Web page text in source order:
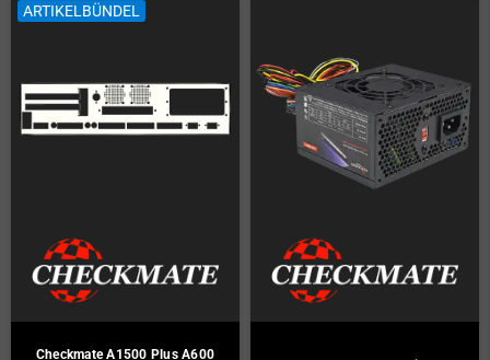
ARTIKELBÜNDEL
Checkmate A1500 Plus A600